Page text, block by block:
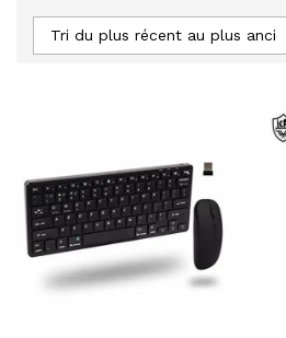
Tri du plus récent au plus ancien